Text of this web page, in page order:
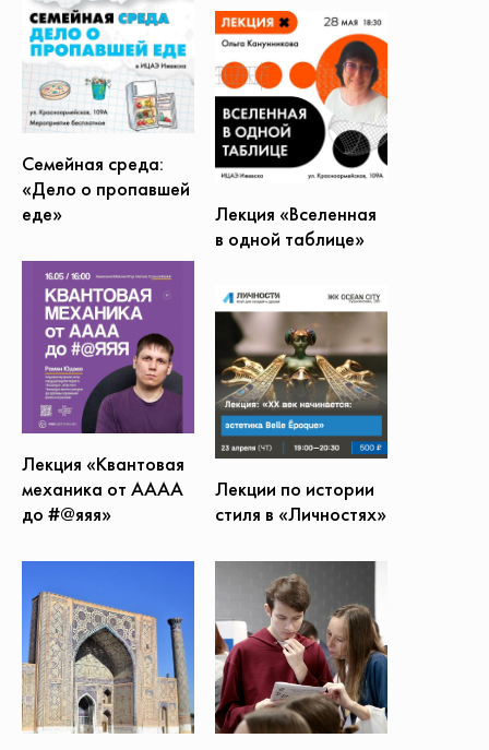
Семейная среда:
«Дело о пропавшей
еде»
Лекция «Вселенная
в одной таблице»
Лекция «Квантовая
механика от АААА
до #@яяя»
Лекции по истории
стиля в «Личностях»